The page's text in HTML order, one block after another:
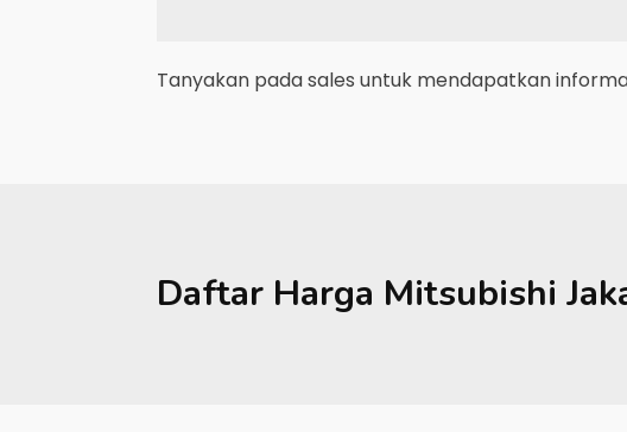
Tanyakan pada sales untuk mendapatkan
Daftar Harga Mitsubishi